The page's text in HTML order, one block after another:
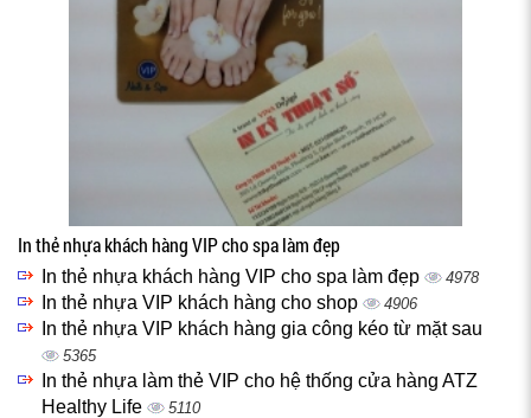
In thẻ nhựa khách hàng VIP cho spa làm đẹp
In thẻ nhựa khách hàng VIP cho spa làm đẹp 4978
In thẻ nhựa VIP khách hàng cho shop 4906
In thẻ nhựa VIP khách hàng gia công kéo từ mặt sau
5365
In thẻ nhựa làm thẻ VIP cho hệ thống cửa hàng ATZ
Healthy Life
5110